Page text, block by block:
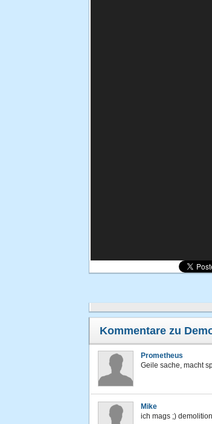
Kommentare zu
Prometheus
Geile sache, macht
Mike
ich mags ;)